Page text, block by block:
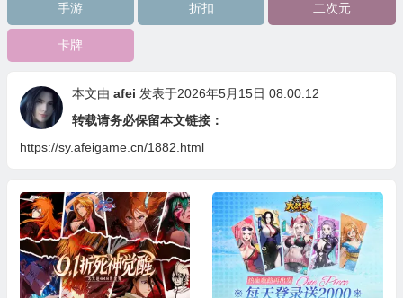
手游 折扣 二次元
卡牌
本文由 afei 发表于2026年5月15日 08:00:12
转载请务必保留本文链接：
https://sy.afeigame.cn/1882.html